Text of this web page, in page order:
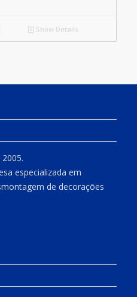
Show Details
especializada em
de decorações